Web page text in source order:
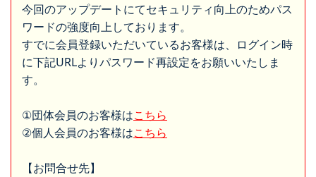
今回のアップデートにてセキュリティ向上のためパス
ワードの強度向上しております。
すでに会員登録いただいているお客様は、ログイン時
に下記URLよりパスワード再設定をお願いいたしま
す。
①団体会員のお客様はこちら
②個人会員のお客様はこちら
【お問合せ先】